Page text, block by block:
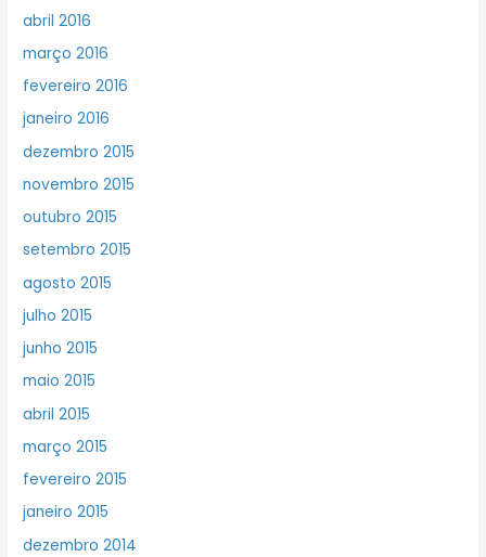
abril 2016
março 2016
fevereiro 2016
janeiro 2016
dezembro 2015
novembro 2015
outubro 2015
setembro 2015
agosto 2015
julho 2015
junho 2015
maio 2015
abril 2015
março 2015
fevereiro 2015
janeiro 2015
dezembro 2014